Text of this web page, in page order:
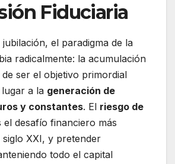
Fiduciaria
jubilación, el paradigma de la
radicalmente: la acumulación
de ser el objetivo primordial
a la generación de
y constantes. El riesgo de
el desafío financiero más
siglo XXI, y pretender
todo el capital